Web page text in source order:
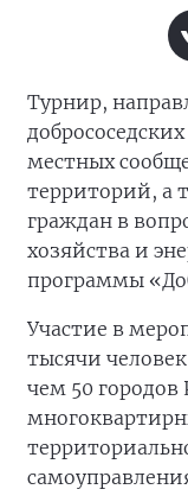
Турнир,
местных
территорий, а
граждан в
хозяйства и
программы
Участие в
тысячи
чем 50